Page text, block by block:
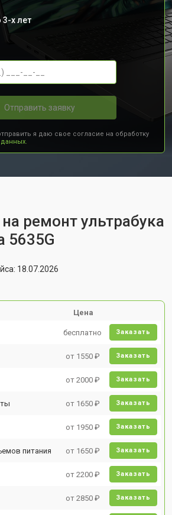
3-х лет
Отправить заявку
я даю свое согласие на обработку
ремонт ультрабука
5635G
18.07.2026
Цена
бесплатно Заказать
от 1550 ₽ Заказать
от 2000 ₽ Заказать
от 1650 ₽ Заказать
от 1950 ₽ Заказать
питания от 1650 ₽ Заказать
от 2200 ₽ Заказать
от 2850 ₽ Заказать